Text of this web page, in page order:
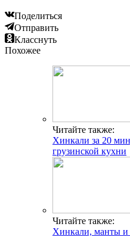
Поделиться
Отправить
Класснуть
Похожее
Читайте также:
Хинкали за 20
грузинской кухни
Читайте также:
Хинкали, манты и